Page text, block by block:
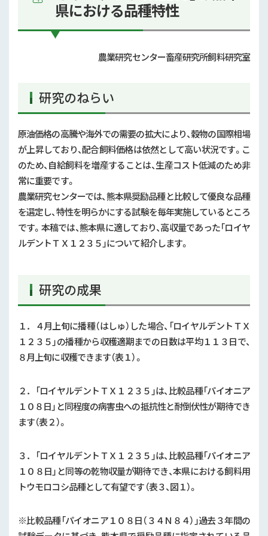
県における品種特性
農業研究センター畜産研究所飼料研究室
研究のねらい
原油価格の高騰や海外での需要の拡大により、穀物の国際相場
が上昇しており、配合飼料価格は依然として高い状況です。こ
のため、自給飼料を増産することは、生産コスト低減のため非
常に重要です。
農業研究センターでは、熊本県奨励品種と比較して優良な品種
を選定し、特性を明らかにする試験を毎年実施しているところ
です。本稿では、熊本県に適しており、高収量であった「ロイヤ
ルデントＴＸ１２３５」について紹介します。
研究の成果
１．４月上旬に播種（はしゅ）した場合、「ロイヤルデントＴＸ
１２３５」の播種から収穫適期までの日数は平均１１３日で、
８月上旬に収穫できます（表１）。
２．「ロイヤルデントＴＸ１２３５」は、比較品種「パイオニア
１０８日」と同程度の病害虫への抵抗性と耐倒伏性が期待でき
ます（表２）。
３．「ロイヤルデントＴＸ１２３５」は、比較品種「パイオニア
１０８日」と同等の乾物収量が期待でき、本県における飼料用
トウモロコシ品種として有望です（表３、図１）。
※比較品種「パイオニア１０８日（３４Ｎ８４）」過去３年間の